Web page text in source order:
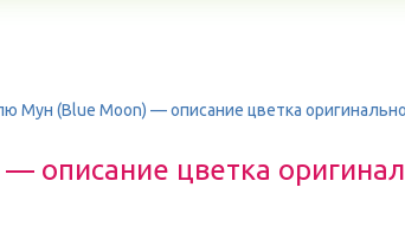
Мун (Blue Moon) — описание цветка
описание цветка